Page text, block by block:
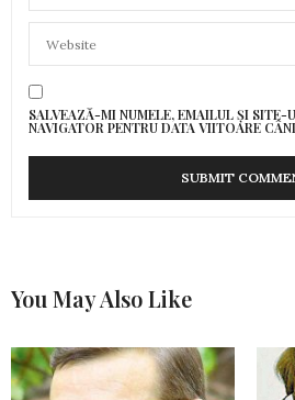
SALVEAZĂ-MI NUMELE, EMAILUL ȘI SITE-
NAVIGATOR PENTRU DATA VIITOARE
You May Also Like